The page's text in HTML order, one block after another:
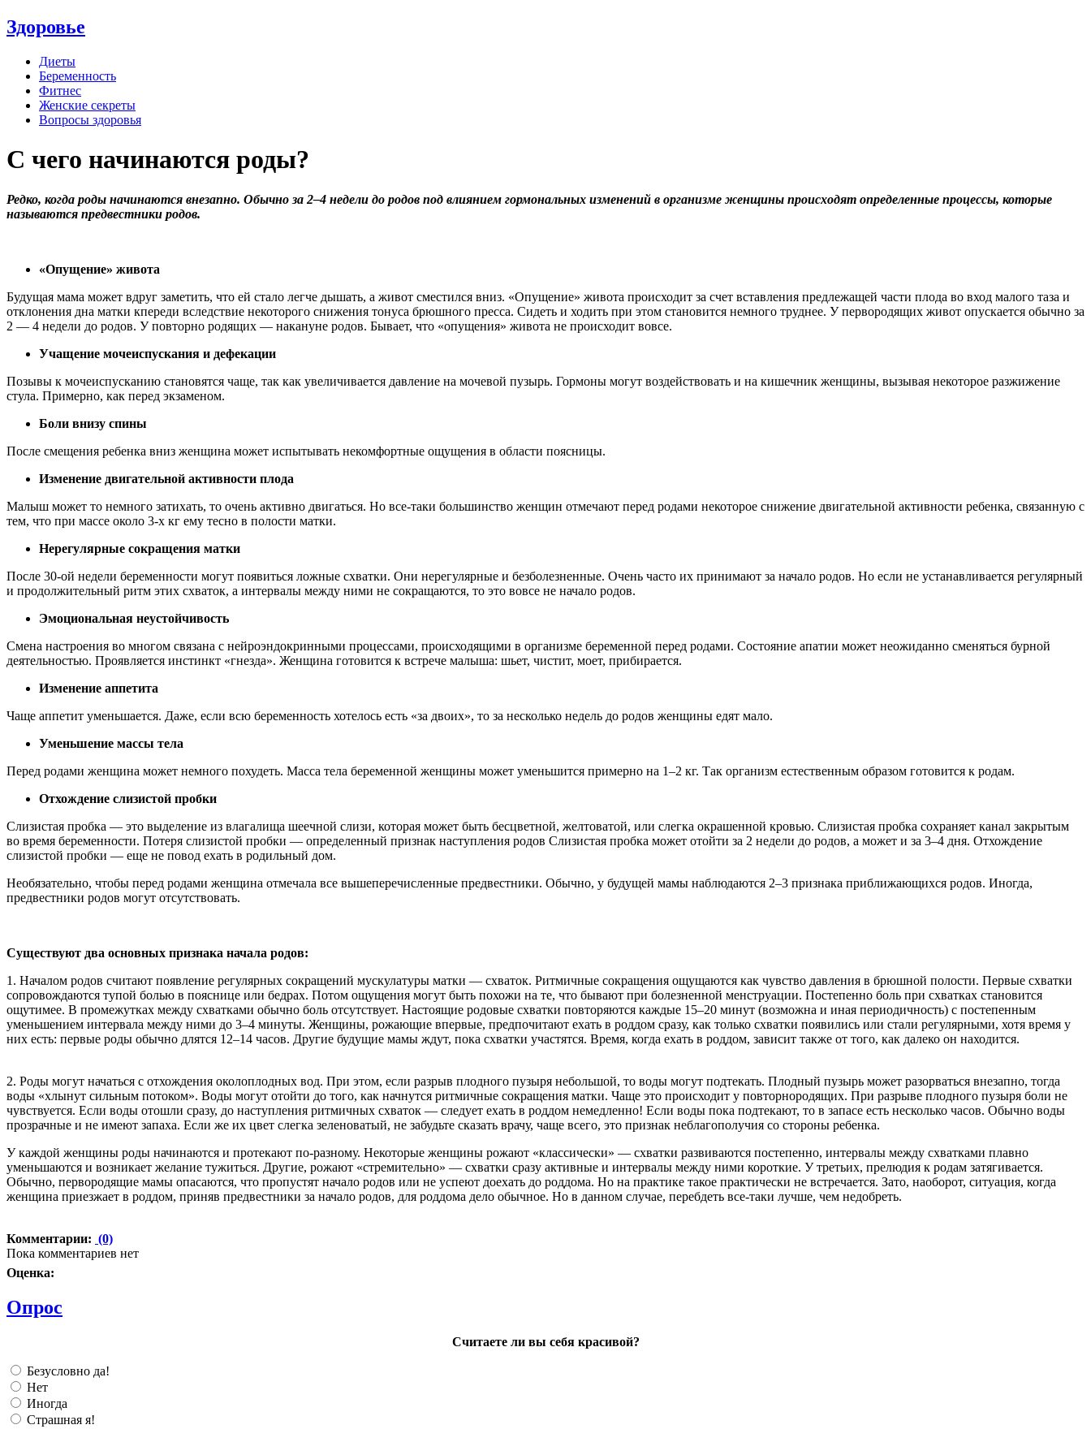
Здоровье
Диеты
Беременность
Фитнес
Женские секреты
Вопросы здоровья
С чего начинаются роды?
Редко, когда роды начинаются внезапно. Обычно за 2–4 недели до родов под влиянием гормональных изменений в организме женщины происходят определенные процессы, которые
называются предвестники родов.
«Опущение» живота
Будущая мама может вдруг заметить, что ей стало легче дышать, а живот сместился вниз. «Опущение» живота происходит за счет вставления предлежащей части плода во вход малого таза и
отклонения дна матки кпереди вследствие некоторого снижения тонуса брюшного пресса. Сидеть и ходить при этом становится немного труднее. У первородящих живот опускается обычно за
2 — 4 недели до родов. У повторно родящих — накануне родов. Бывает, что «опущения» живота не происходит вовсе.
Учащение мочеиспускания и дефекации
Позывы к мочеиспусканию становятся чаще, так как увеличивается давление на мочевой пузырь. Гормоны могут воздействовать и на кишечник женщины, вызывая некоторое разжижение
стула. Примерно, как перед экзаменом.
Боли внизу спины
После смещения ребенка вниз женщина может испытывать некомфортные ощущения в области поясницы.
Изменение двигательной активности плода
Малыш может то немного затихать, то очень активно двигаться. Но все-таки большинство женщин отмечают перед родами некоторое снижение двигательной активности ребенка, связанную с
тем, что при массе около 3-х кг ему тесно в полости матки.
Нерегулярные сокращения матки
После 30-ой недели беременности могут появиться ложные схватки. Они нерегулярные и безболезненные. Очень часто их принимают за начало родов. Но если не устанавливается регулярный
и продолжительный ритм этих схваток, а интервалы между ними не сокращаются, то это вовсе не начало родов.
Эмоциональная неустойчивость
Смена настроения во многом связана с нейроэндокринными процессами, происходящими в организме беременной перед родами. Состояние апатии может неожиданно сменяться бурной
деятельностью. Проявляется инстинкт «гнезда». Женщина готовится к встрече малыша: шьет, чистит, моет, прибирается.
Изменение аппетита
Чаще аппетит уменьшается. Даже, если всю беременность хотелось есть «за двоих», то за несколько недель до родов женщины едят мало.
Уменьшение массы тела
Перед родами женщина может немного похудеть. Масса тела беременной женщины может уменьшится примерно на 1–2 кг. Так организм естественным образом готовится к родам.
Отхождение слизистой пробки
Слизистая пробка — это выделение из влагалища шеечной слизи, которая может быть бесцветной, желтоватой, или слегка окрашенной кровью. Слизистая пробка сохраняет канал закрытым
во время беременности. Потеря слизистой пробки — определенный признак наступления родов Слизистая пробка может отойти за 2 недели до родов, а может и за 3–4 дня. Отхождение
слизистой пробки — еще не повод ехать в родильный дом.
Необязательно, чтобы перед родами женщина отмечала все вышеперечисленные предвестники. Обычно, у будущей мамы наблюдаются 2–3 признака приближающихся родов. Иногда,
предвестники родов могут отсутствовать.
Существуют два основных признака начала родов:
1. Началом родов считают появление регулярных сокращений мускулатуры матки — схваток. Ритмичные сокращения ощущаются как чувство давления в брюшной полости. Первые схватки
сопровождаются тупой болью в пояснице или бедрах. Потом ощущения могут быть похожи на те, что бывают при болезненной менструации. Постепенно боль при схватках становится
ощутимее. В промежутках между схватками обычно боль отсутствует. Настоящие родовые схватки повторяются каждые 15–20 минут (возможна и иная периодичность) с постепенным
уменьшением интервала между ними до 3–4 минуты. Женщины, рожающие впервые, предпочитают ехать в роддом сразу, как только схватки появились или стали регулярными, хотя время у
них есть: первые роды обычно длятся 12–14 часов. Другие будущие мамы ждут, пока схватки участятся. Время, когда ехать в роддом, зависит также от того, как далеко он находится.
2. Роды могут начаться с отхождения околоплодных вод. При этом, если разрыв плодного пузыря небольшой, то воды могут подтекать. Плодный пузырь может разорваться внезапно, тогда
воды «хлынут сильным потоком». Воды могут отойти до того, как начнутся ритмичные сокращения матки. Чаще это происходит у повторнородящих. При разрыве плодного пузыря боли не
чувствуется. Если воды отошли сразу, до наступления ритмичных схваток — следует ехать в роддом немедленно! Если воды пока подтекают, то в запасе есть несколько часов. Обычно воды
прозрачные и не имеют запаха. Если же их цвет слегка зеленоватый, не забудьте сказать врачу, чаще всего, это признак неблагополучия со стороны ребенка.
У каждой женщины роды начинаются и протекают по-разному. Некоторые женщины рожают «классически» — схватки развиваются постепенно, интервалы между схватками плавно
уменьшаются и возникает желание тужиться. Другие, рожают «стремительно» — схватки сразу активные и интервалы между ними короткие. У третьих, прелюдия к родам затягивается.
Обычно, первородящие мамы опасаются, что пропустят начало родов или не успеют доехать до роддома. Но на практике такое практически не встречается. Зато, наоборот, ситуация, когда
женщина приезжает в роддом, приняв предвестники за начало родов, для роддома дело обычное. Но в данном случае, перебдеть все-таки лучше, чем недобреть.
Комментарии: (0)
Пока комментариев нет
Оценка:
Опрос
Считаете ли вы себя красивой?
Безусловно да!
Нет
Иногда
Страшная я!